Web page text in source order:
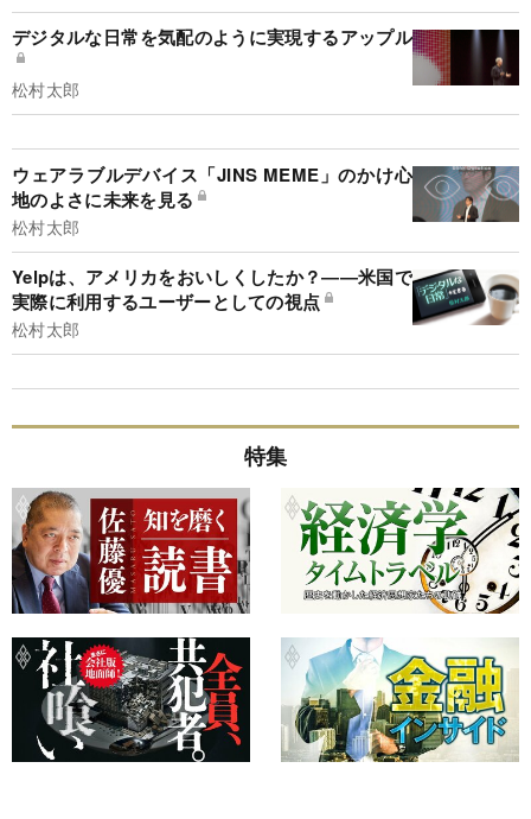
デジタルな日常を気配のように実現するアップル
松村太郎
ウェアラブルデバイス「JINS MEME」のかけ心
地のよさに未来を見る
松村太郎
Yelpは、アメリカをおいしくしたか？――米国で
実際に利用するユーザーとしての視点
松村太郎
特集